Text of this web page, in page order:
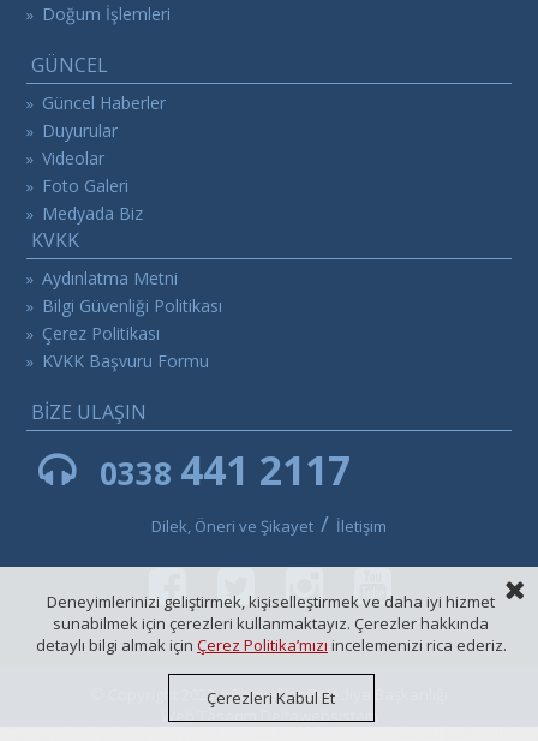
» Doğum İşlemleri
GÜNCEL
» Güncel Haberler
» Duyurular
» Videolar
» Foto Galeri
» Medyada Biz
KVKK
» Aydınlatma Metni
» Bilgi Güvenliği Politikası
» Çerez Politikası
» KVKK Başvuru Formu
BİZE ULAŞIN
0338 441 2117
Dilek, Öneri ve Şikayet / İletişim
© Copyright 2023 | Sarıveliler Belediye Başkanlığı
Web Tasarım Deltawebsistem
Deneyimlerinizi geliştirmek, kişiselleştirmek ve daha iyi hizmet
sunabilmek için çerezleri kullanmaktayız. Çerezler hakkında
detaylı bilgi almak için Çerez Politika’mızı incelemenizi rica ederiz.
Çerezleri Kabul Et